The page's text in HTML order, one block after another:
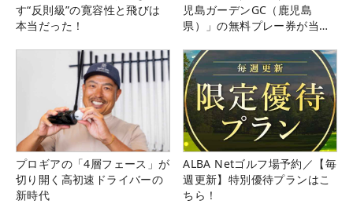
す“反則級”の寛容性と飛びは
本当だった！
児島ガーデンGC（鹿児島
県）」の無料プレー券が当た
プロギアの「4層フェース」が
切り開く高初速ドライバーの
新時代
ALBA Netゴルフ場予約／【毎
週更新】特別優待プランはこ
ちら！